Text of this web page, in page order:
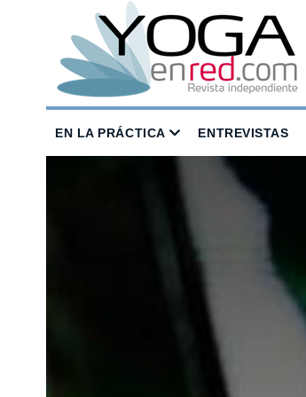
EN LA PRÁCTICA ENTREVISTAS